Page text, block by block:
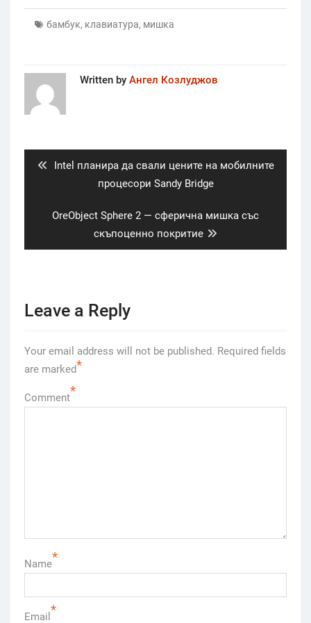
бамбук, клавиатура, мишка
Written by Ангел Козлуджов
Previous
Intel планира да свали цените на мобилните
процесори Sandy Bridge
Next
OreObject Sphere 2 — сферична мишка със
скъпоценно покритие
Leave a Reply
Your email address will not be published. Required fields
are marked*
Comment*
Name*
Email *